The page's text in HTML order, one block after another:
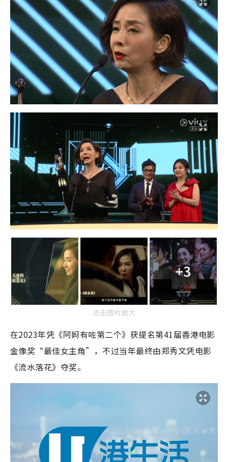
+3
点击图片放大
在2023年凭《阿妈有咗第二个》获提名第41届香港电影
金像奖“最佳女主角”，不过当年最终由郑秀文凭电影
《流水落花》夺奖。